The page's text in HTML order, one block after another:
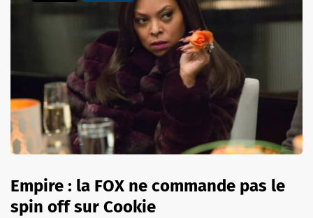
Empire : la FOX ne commande pas le
spin off sur Cookie